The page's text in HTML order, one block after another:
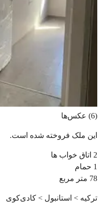
(6) عکس‌ها
این ملک فروخته شده است.
2 اتاق خواب ها
1 حمام
78 متر مربع
ترکیه > استانبول > کادی‌کوی